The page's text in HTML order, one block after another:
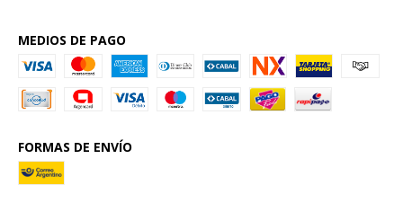
MEDIOS DE PAGO
FORMAS DE ENVÍO